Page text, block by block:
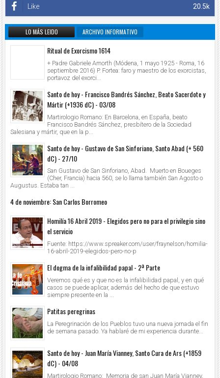
20.5k
Like
LO MÁS LEIDO ARCHIVO INFORMATIVO
Ritual de Exorcismo 1614
+ Padre Gabriele Amorth (Módena, 1 mayo 1925 - Roma, 16
septiembre 2016) P. Fortea: faro y maestro de los exorcistas,
portavoz del exorci...
Santo de hoy - Francisco Bandrés Sánchez, Beato Sacerdote y
Mártir (+1936 dC) - 03/08
Martirologio Romano: En Barcelona, en España, beato
Francisco Bandrés Sánchez, presbítero de la Sociedad
Salesiana y mártir, que en la p...
Santo de hoy - Gustavo de San Sinforiano, Santo Abad (+ 560
dC) - 27/10
San Gustavo de San Sinforiano, Abad. Muerto en Boueges
(Cher, Francia) hacia 560, se lo llama también San Agosto o
Augustus. Estaba tan ...
4 de noviembre: San Carlos Borromeo
Homilía 16 Abril 2019 - Elegidos pero no para el privilegio sino
el servicio
Fuente: https://www.spreaker.com/user/fraynelson/homilia-
16-abril-2019-elegidos-pero-no-p
El dogma de la infalibilidad papal - 2ª Parte
Veremos qué es y que no es la infalibilidad papal, y en qué
casos se puede aplicar, además del hecho de que estuvo
siempre presente en la ...
Patitas peregrinas
La Peregrinación de los Pueblos tuvo una nueva jornada el fin
de semana pasado. Ya hablaré de mi experiencia durante...
Santo de hoy - Juan María Vianney, Santo Cura de Ars (+1859
dC) - 04/08
Martirologio Romano: Memoria de san Juan María Vianney,